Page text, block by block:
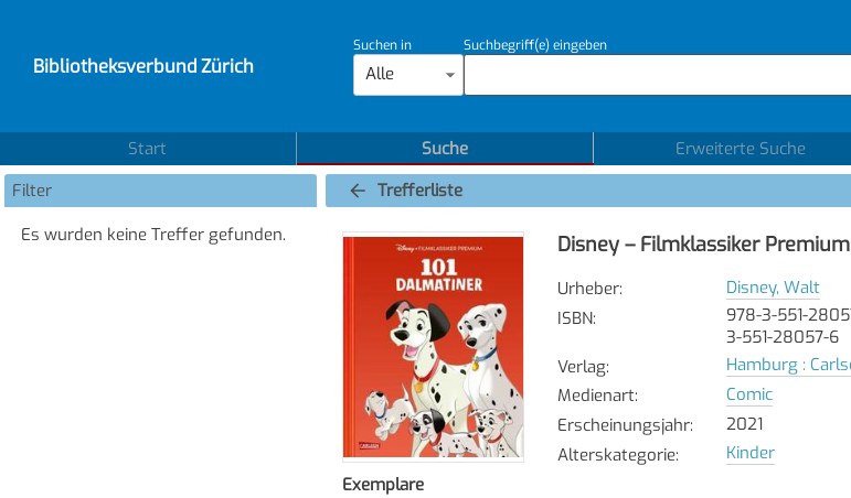
Bibliotheksverbund Zürich
Suchen in
Alle
Suchbegriff(e) eingeben
Start Suche Erweiterte Suche
Filter
Es wurden keine Treffer gefunden.
Trefferliste
Disney – Filmklassiker
Urheber:
Disney, Walt
ISBN:
978-3-551-
3-551-28057-6
Verlag:
Hamburg :
Medienart:
Comic
Erscheinungsjahr:
2021
Alterskategorie: Kinder
Exemplare